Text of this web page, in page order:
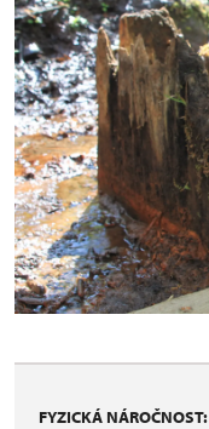
FYZICKÁ NÁROČNOST: